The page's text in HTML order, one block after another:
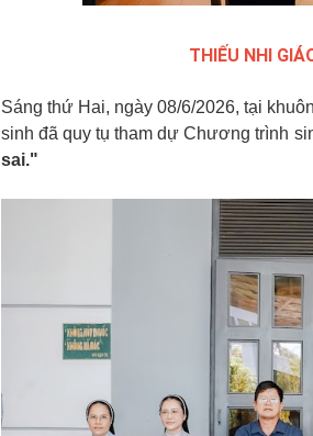
THIẾU NHI
Sáng thứ Hai, ngày 08/6/2026, tại
sinh đã quy tụ tham dự Chương trình
sai."